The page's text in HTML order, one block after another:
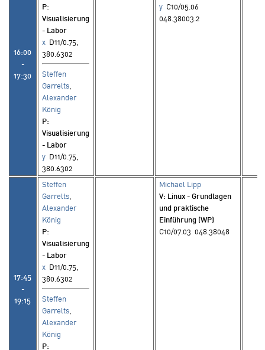
16:00
-
17:30
P:
Visualisierung
- Labor
x D11/0.75,
380.6302
Steffen
Garrelts,
Alexander
König
P:
Visualisierung
- Labor
y D11/0.75,
380.6302
y C10/05.06
048.38003.2
17:45
-
19:15
Steffen
Garrelts
Alexander
König
P:
Visualisierung
- Labor
x D11/0.75,
380.6302
Steffen
Garrelts,
Alexander
König
P:
Michael Lipp
V: Linux - Grundlagen
und praktische
Einführung (WP)
C10/07.03 048.38048